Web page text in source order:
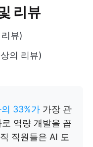
리뷰
뷰)
의 리뷰)
33%가 가장 관
역량 개발을 꼽
직원들은 AI 도